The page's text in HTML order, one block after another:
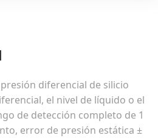
diferencial de silicio
el nivel de líquido o el
de detección completo de 1
error de presión estática ±